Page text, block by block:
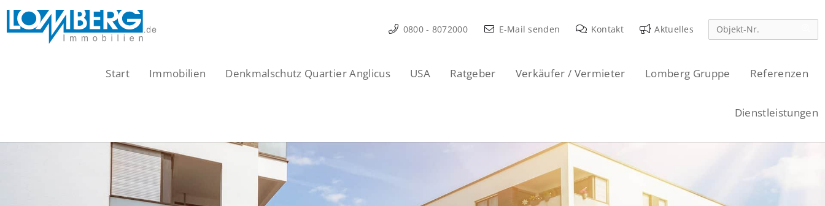
Zum
Inhalt
0800 - 8072000 E-Mail senden Kontakt Aktuelles
Start Immobilien Denkmalschutz Quartier Anglicus USA Ratgeber Verkäufer / Vermieter Lomberg Gruppe Referenzen
Dienstleistungen